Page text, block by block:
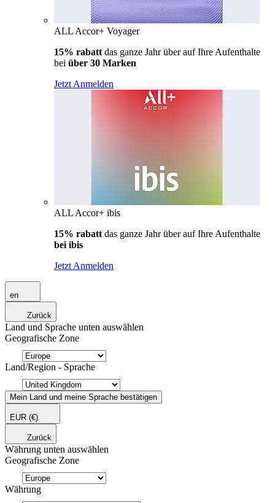
ALL Accor+ Voyager
15% rabatt das ganze Jahr über auf Ihre Aufenthalte
bei über 30 Marken
Jetzt Anmelden
ALL Accor+ ibis
15% rabatt das ganze Jahr über auf Ihre Aufenthalte
bei ibis
Jetzt Anmelden
en
Zurück
Land und Sprache unten auswählen
Geografische Zone
Land/Region - Sprache
Mein Land und meine Sprache bestätigen
EUR (€)
Zurück
Währung unten auswählen
Geografische Zone
Währung